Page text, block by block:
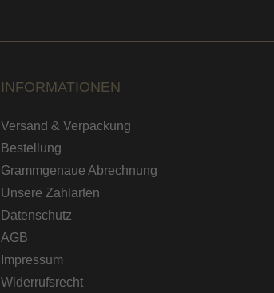
INFORMATIONEN
Versand & Verpackung
Bestellung
Grammgenaue Abrechnung
Unsere Zahlarten
Datenschutz
AGB
Impressum
Widerrufsrecht